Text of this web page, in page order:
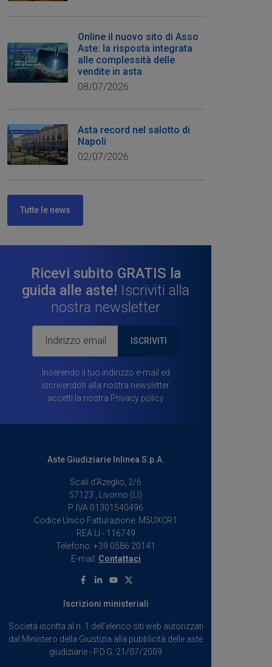
Online il nuovo sito di Asso
Aste: la risposta integrata
alle complessità delle
vendite in asta
08/07/2026
Asta record nel salotto di
Napoli
02/07/2026
Tutte le news
Ricevi subito GRATIS la
guida alle aste! Iscriviti alla
nostra newsletter
ISCRIVITI
Inserendo il tuo indirizzo e-mail ed
iscrivendoti alla nostra newsletter
accetti la nostra Privacy policy
Aste Giudiziarie Inlinea S.p.A.
Scali d’Azeglio, 2/6
57123 , Livorno (LI)
P. IVA 01301540496
Codice Unico Fatturazione: M5UXCR1
REA LI - 116749
Telefono: +39 0586 20141
E-mail: Contattaci
Facebook
LinkedinYoutube
X
Iscrizioni ministeriali
Società iscritta al n. 1 dell’elenco siti web autorizzati
dal Ministero della Giustizia alla pubblicità delle aste
giudiziarie - P.D.G. 21/07/2009